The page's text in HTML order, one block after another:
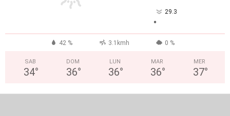
29.3
°
42 % 3.1kmh 0 %
SAB
34°
DOM
36°
LUN
36°
MAR
36°
MER
37°